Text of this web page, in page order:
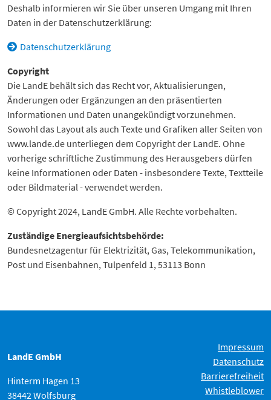
Deshalb informieren wir Sie über unseren Umgang mit Ihren
Daten in der Datenschutzerklärung:
Datenschutzerklärung
Copyright
Die LandE behält sich das Recht vor, Aktualisierungen,
Änderungen oder Ergänzungen an den präsentierten
Informationen und Daten unangekündigt vorzunehmen.
Sowohl das Layout als auch Texte und Grafiken aller Seiten von
www.lande.de unterliegen dem Copyright der LandE. Ohne
vorherige schriftliche Zustimmung des Herausgebers dürfen
keine Informationen oder Daten - insbesondere Texte, Textteile
oder Bildmaterial - verwendet werden.
© Copyright 2024, LandE GmbH. Alle Rechte vorbehalten.
Zuständige Energieaufsichtsbehörde:
Bundesnetzagentur für Elektrizität, Gas, Telekommunikation,
Post und Eisenbahnen, Tulpenfeld 1, 53113 Bonn
LandE GmbH
Hinterm Hagen 13
38442 Wolfsburg
Impressum
Datenschutz
Barrierefreiheit
Whistleblower